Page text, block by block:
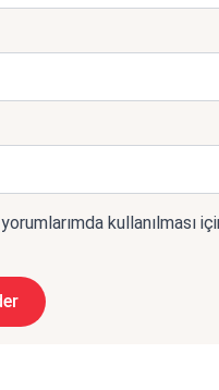
kullanılması